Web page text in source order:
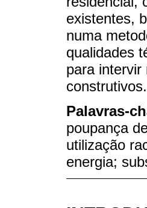
existentes,
numa
qualidades
para
construtivos.
Palavras-
poupança
utilização
energia;